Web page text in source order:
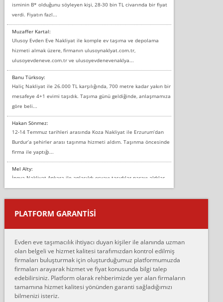
isminin B* olduğunu söyleyen kişi, 28-30 bin TL civarında bir fiyat
verdi. Fiyatın fazl...
Muzaffer Kartal:
Ulusoy Evden Eve Nakliyat ile komple ev taşıma ve depolama
hizmeti almak üzere, firmanın ulusoynaklyat.com.tr,
ulusoyevdeneve.com.tr ve ulusoyevdenevenaklya...
Banu Türksoy:
Haliç Nakliyat ile 26.000 TL karşılığında, 700 metre kadar yakın bir
mesafeye 4+1 evimi taşıdık. Taşıma günü geldiğinde, anlaşmamıza
göre beli...
Hakan Sönmez:
12-14 Temmuz tarihleri arasında Koza Nakliyat ile Erzurum’dan
Burdur’a şehirler arası taşınma hizmeti aldım. Taşınma öncesinde
firma ile yaptığı...
Mel Alty:
İnova Nakliyat Ankara ile anlaşıldı eşyayı taşıdılar parayı aldılar.
Salon duvarına bir baktım birisi boydan alüminyum renkli bantı
yapıştırm...
Murat:
çalıştıklarını, müş...
Ahmet:
Lüleburgaz güngünes evden eve naklyat eşyalarımı taşımak için
anlaştık sabah eve geldiklerinde de eşyalarımı düzgün şekilde
sarcaz demelerine r...
PLATFORM GARANTİSİ
Evden eve taşımacılık ihtiyacı duyan kişiler ile alanında uzman
olan belgeli ve hizmet kalitesi tarafımızdan kontrol edilmiş
firmaları buluşturmak için oluşturduğumuz platformumuzda
firmaları arayarak hizmet ve fiyat konusunda bilgi talep
edebilirsiniz. Platform olarak rehberimizde yer alan firmaların
tamamına hizmet kalitesi yönünden garanti sağladığımızı
bilmenizi isteriz.